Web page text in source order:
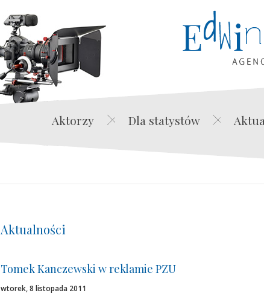
Aktorzy Dla statystów
Aktualności
Tomek Kanczewski w reklamie PZU
wtorek, 8 listopada 2011